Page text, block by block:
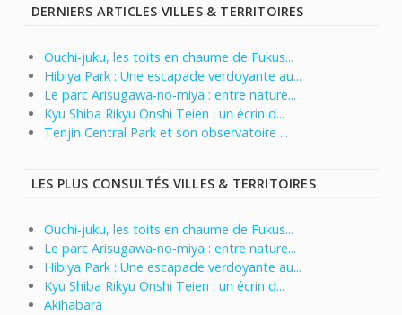
DERNIERS ARTICLES VILLES & TERRITOIRES
Ouchi-juku, les toits en chaume de Fukus...
Hibiya Park : Une escapade verdoyante au...
Le parc Arisugawa-no-miya : entre nature...
Kyu Shiba Rikyu Onshi Teien : un écrin d...
Tenjin Central Park et son observatoire ...
LES PLUS CONSULTÉS VILLES & TERRITOIRES
Ouchi-juku, les toits en chaume de Fukus...
Le parc Arisugawa-no-miya : entre nature...
Hibiya Park : Une escapade verdoyante au...
Kyu Shiba Rikyu Onshi Teien : un écrin d...
Akihabara